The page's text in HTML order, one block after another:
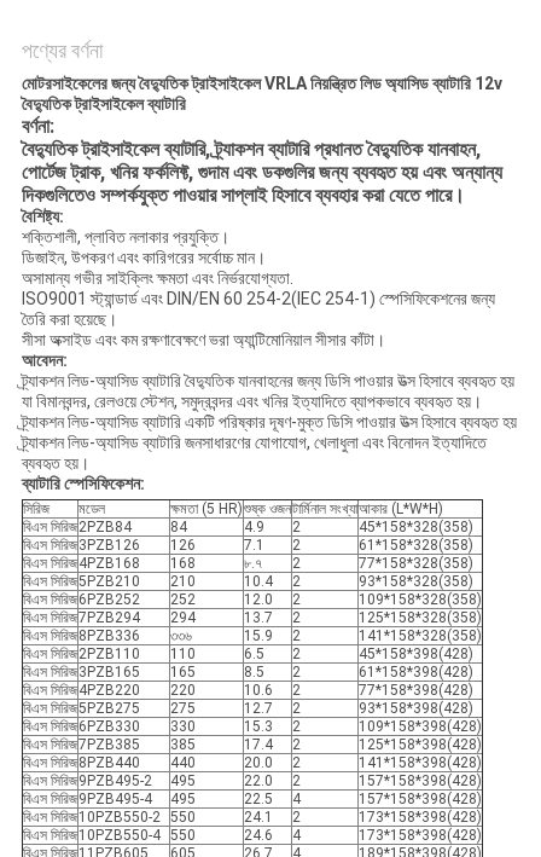
পণ্যের বর্ণনা
মোটরসাইকেলের জন্য বৈদ্যুতিক ট্রাইসাইকেল VRLA নিয়ন্ত্রিত লিড অ্যাসিড ব্যাটারি 12v
বৈদ্যুতিক ট্রাইসাইকেল ব্যাটারি
বর্ণনা:
বৈদ্যুতিক ট্রাইসাইকেল ব্যাটারি, ট্র্যাকশন ব্যাটারি প্রধানত বৈদ্যুতিক যানবাহন,
পোর্টেজ ট্রাক, খনির ফর্কলিফ্ট, গুদাম এবং ডকগুলির জন্য ব্যবহৃত হয় এবং অন্যান্য
দিকগুলিতেও সম্পর্কযুক্ত পাওয়ার সাপ্লাই হিসাবে ব্যবহার করা যেতে পারে।
বৈশিষ্ট্য:
শক্তিশালী, প্লাবিত নলাকার প্রযুক্তি।
ডিজাইন, উপকরণ এবং কারিগরের সর্বোচ্চ মান।
অসামান্য গভীর সাইক্লিং ক্ষমতা এবং নির্ভরযোগ্যতা.
ISO9001 স্ট্যান্ডার্ড এবং DIN/EN 60 254-2(IEC 254-1) স্পেসিফিকেশনের জন্য
তৈরি করা হয়েছে।
সীসা অক্সাইড এবং কম রক্ষণাবেক্ষণে ভরা অ্যান্টিমোনিয়াল সীসার কাঁটা।
আবেদন:
ট্র্যাকশন লিড-অ্যাসিড ব্যাটারি বৈদ্যুতিক যানবাহনের জন্য ডিসি পাওয়ার উত্স হিসাবে ব্যবহৃত হয়
যা বিমানবন্দর, রেলওয়ে স্টেশন, সমুদ্রবন্দর এবং খনির ইত্যাদিতে ব্যাপকভাবে ব্যবহৃত হয়।
ট্র্যাকশন লিড-অ্যাসিড ব্যাটারি একটি পরিষ্কার দূষণ-মুক্ত ডিসি পাওয়ার উত্স হিসাবে ব্যবহৃত হয়
ট্র্যাকশন লিড-অ্যাসিড ব্যাটারি জনসাধারণের যোগাযোগ, খেলাধুলা এবং বিনোদন ইত্যাদিতে
ব্যবহৃত হয়।
ব্যাটারি স্পেসিফিকেশন:
সিরিজ মডেল ক্ষমতা (5 HR)শুষ্ক ওজনটার্মিনাল সংখ্যাআকার (L*W*H)
বিএস সিরিজ2PZB84 84 4.9 2
45*158*328(358)
বিএস সিরিজ3PZB126 126 7.1 2
61*158*328(358)
বিএস সিরিজ4PZB168 168 ৮.৭ 2
77*158*328(358)
বিএস সিরিজ5PZB210 210 10.4 2
93*158*328(358)
বিএস সিরিজ6PZB252 252 12.0 2
109*158*328(358)
বিএস সিরিজ7PZB294 294 13.7 2
125*158*328(358)
বিএস সিরিজ8PZB336 ৩৩৬ 15.9 2
141*158*328(358)
বিএস সিরিজ2PZB110 110 6.5 2
45*158*398(428)
বিএস সিরিজ3PZB165 165 8.5 2
61*158*398(428)
বিএস সিরিজ4PZB220 220 10.6 2
77*158*398(428)
বিএস সিরিজ5PZB275 275 12.7 2
93*158*398(428)
বিএস সিরিজ6PZB330 330 15.3 2
109*158*398(428)
বিএস সিরিজ7PZB385 385 17.4 2
125*158*398(428)
বিএস সিরিজ8PZB440 440 20.0 2
141*158*398(428)
বিএস সিরিজ9PZB495-2 495 22.0 2
157*158*398(428)
বিএস সিরিজ9PZB495-4 495 22.5 4
157*158*398(428)
বিএস সিরিজ10PZB550-2 550 24.1 2
173*158*398(428)
বিএস সিরিজ10PZB550-4 550 24.6 4
173*158*398(428)